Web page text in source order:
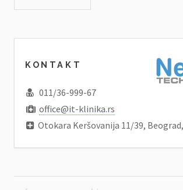
KONTAKT
011/36-999-67
office@it-klinika.rs
Otokara Keršovanija 11/39,